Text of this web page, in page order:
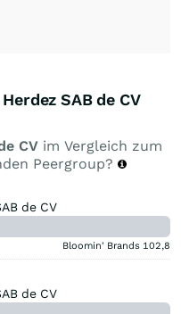
SAB de CV
CV im Vergleich zum
Peergroup?
de CV
Bloomin' Brands 102,8
de CV